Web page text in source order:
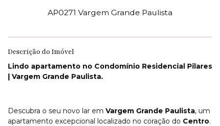
AP0271 Vargem Grande Paulista
Descrição do Imóvel
Lindo apartamento no Condomínio Residencial Pilares
| Vargem Grande Paulista.
Descubra o seu novo lar em Vargem Grande Paulista, um
apartamento excepcional localizado no coração do Centro.